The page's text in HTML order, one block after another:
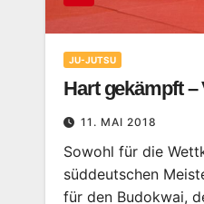
JU-JUTSU
Hart gekämpft –
11. MAI 2018
Sowohl für die
süddeutschen
für den Budokwai,